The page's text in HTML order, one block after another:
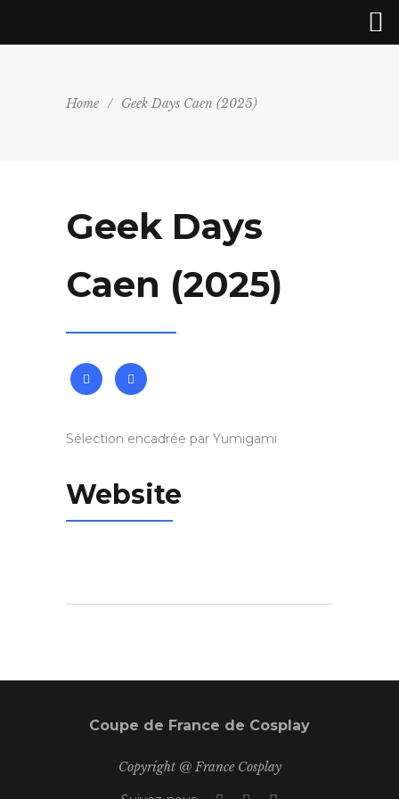
Home / Geek Days Caen (2025)
Geek Days
Caen (2025)
Sélection encadrée par Yumigami
Website
Coupe de France de Cosplay
Copyright @ France Cosplay